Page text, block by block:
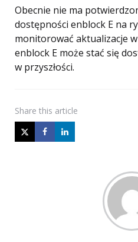
Obecnie nie ma
dostępności enblock E na
monitorować aktualizacje
enblock E może stać się
w przyszłości.
Share this article